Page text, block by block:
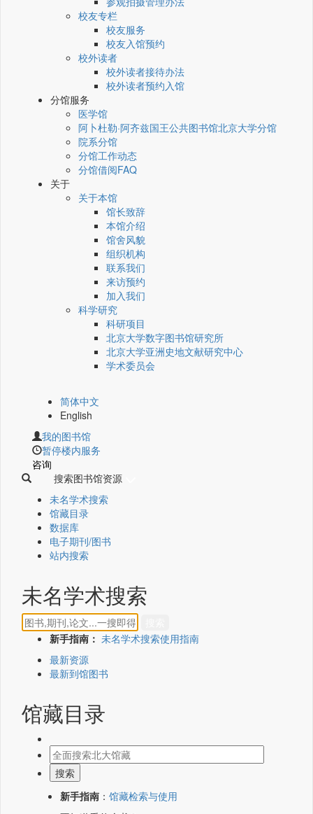
校友专栏
校友服务
校友入馆预约
校外读者
校外读者接待办法
校外读者预约入馆
分馆服务
医学馆
阿卜杜勒·阿齐兹国王公共图书馆北京大学分馆
院系分馆
分馆工作动态
分馆借阅FAQ
关于
关于本馆
馆长致辞
本馆介绍
馆舍风貌
组织机构
联系我们
来访预约
加入我们
科学研究
科研项目
北京大学数字图书馆研究所
北京大学亚洲史地文献研究中心
学术委员会
简体中文
English
我的图书馆
暂停楼内服务
咨询
搜索图书馆资源
未名学术搜索
馆藏目录
数据库
电子期刊/图书
站内搜索
未名学术搜索
新手指南： 未名学术搜索使用指南
最新资源
最新到馆图书
馆藏目录
新手指南 ： 馆藏检索与使用